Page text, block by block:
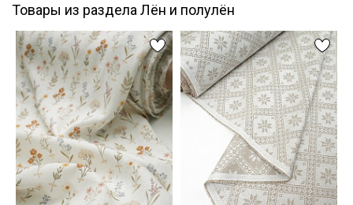
Товары из раздела Лён и полулён